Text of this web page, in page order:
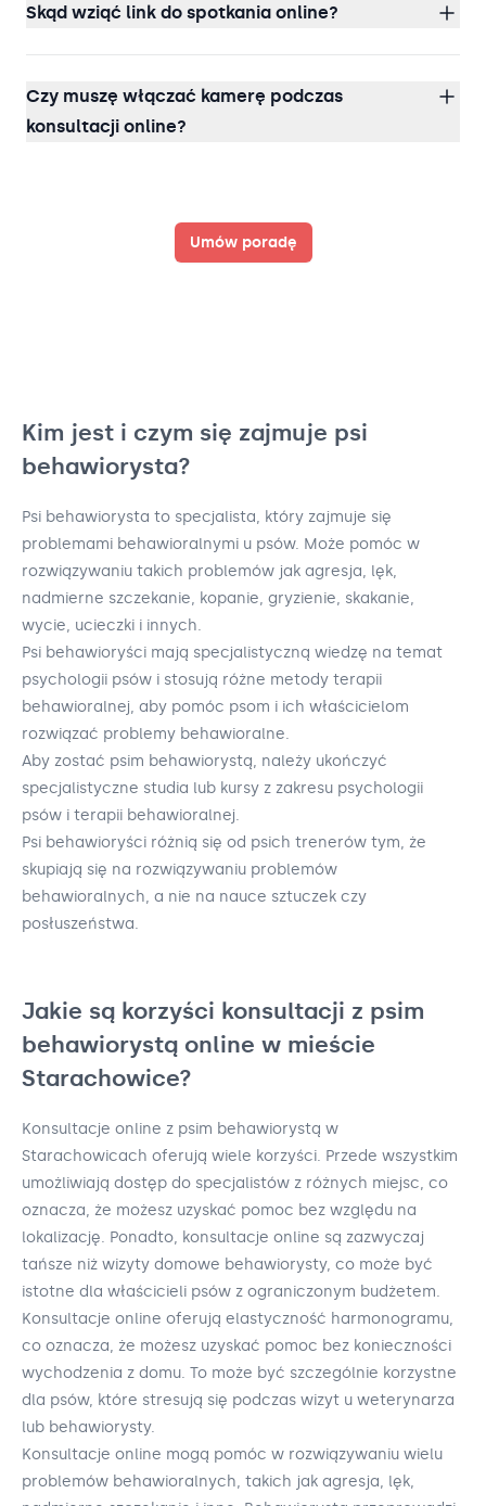
Skąd wziąć link do spotkania online?
Czy muszę włączać kamerę podczas
konsultacji online?
Umów poradę
Kim jest i czym się zajmuje psi
behawiorysta?
Psi behawiorysta to specjalista, który zajmuje się
problemami behawioralnymi u psów. Może pomóc w
rozwiązywaniu takich problemów jak agresja, lęk,
nadmierne szczekanie, kopanie, gryzienie, skakanie,
wycie, ucieczki i innych.
Psi behawioryści mają specjalistyczną wiedzę na temat
psychologii psów i stosują różne metody terapii
behawioralnej, aby pomóc psom i ich właścicielom
rozwiązać problemy behawioralne.
Aby zostać psim behawiorystą, należy ukończyć
specjalistyczne studia lub kursy z zakresu psychologii
psów i terapii behawioralnej.
Psi behawioryści różnią się od psich trenerów tym, że
skupiają się na rozwiązywaniu problemów
behawioralnych, a nie na nauce sztuczek czy
posłuszeństwa.
Jakie są korzyści konsultacji z psim
behawiorystą online w mieście
Starachowice?
Konsultacje online z psim behawiorystą w
Starachowicach oferują wiele korzyści. Przede wszystkim
umożliwiają dostęp do specjalistów z różnych miejsc, co
oznacza, że możesz uzyskać pomoc bez względu na
lokalizację. Ponadto, konsultacje online są zazwyczaj
tańsze niż wizyty domowe behawiorysty, co może być
istotne dla właścicieli psów z ograniczonym budżetem.
Konsultacje online oferują elastyczność harmonogramu,
co oznacza, że możesz uzyskać pomoc bez konieczności
wychodzenia z domu. To może być szczególnie korzystne
dla psów, które stresują się podczas wizyt u weterynarza
lub behawiorysty.
Konsultacje online mogą pomóc w rozwiązywaniu wielu
problemów behawioralnych, takich jak agresja, lęk,